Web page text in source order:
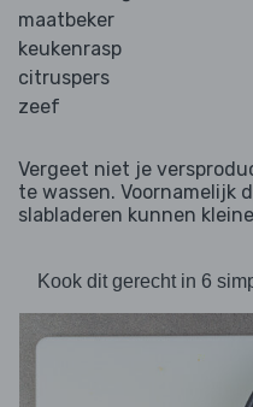
maatbeker
keukenrasp
citruspers
zeef
Vergeet niet je
te wassen. Voornamelijk
slabladeren kunnen
Kook dit gerecht in 6